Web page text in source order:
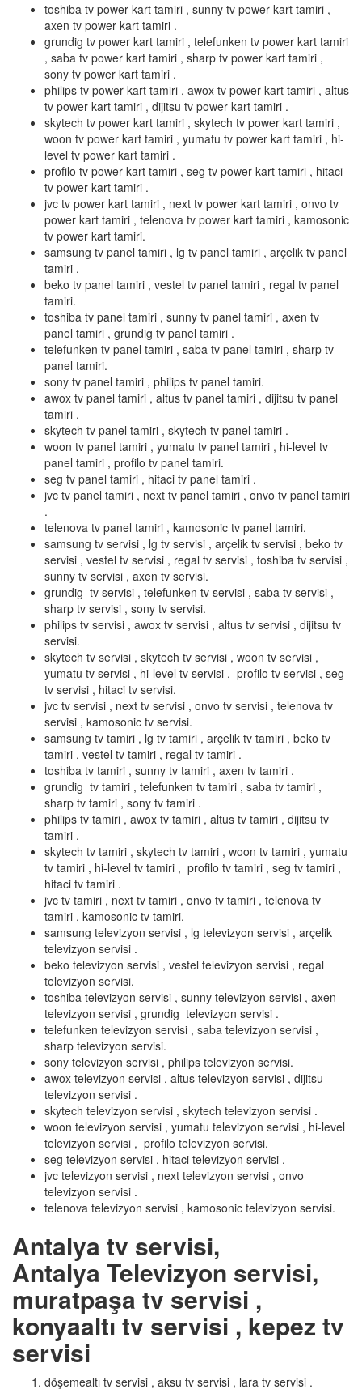
toshiba tv power kart tamiri , sunny tv power kart tamiri ,
axen tv power kart tamiri .
grundig tv power kart tamiri , telefunken tv power kart tamiri
, saba tv power kart tamiri , sharp tv power kart tamiri ,
sony tv power kart tamiri .
philips tv power kart tamiri , awox tv power kart tamiri , altus
tv power kart tamiri , dijitsu tv power kart tamiri .
skytech tv power kart tamiri , skytech tv power kart tamiri ,
woon tv power kart tamiri , yumatu tv power kart tamiri , hi-
level tv power kart tamiri .
profilo tv power kart tamiri , seg tv power kart tamiri , hitaci
tv power kart tamiri .
jvc tv power kart tamiri , next tv power kart tamiri , onvo tv
power kart tamiri , telenova tv power kart tamiri , kamosonic
tv power kart tamiri.
samsung tv panel tamiri , lg tv panel tamiri , arçelik tv panel
tamiri .
beko tv panel tamiri , vestel tv panel tamiri , regal tv panel
tamiri.
toshiba tv panel tamiri , sunny tv panel tamiri , axen tv
panel tamiri , grundig tv panel tamiri .
telefunken tv panel tamiri , saba tv panel tamiri , sharp tv
panel tamiri.
sony tv panel tamiri , philips tv panel tamiri.
awox tv panel tamiri , altus tv panel tamiri , dijitsu tv panel
tamiri .
skytech tv panel tamiri , skytech tv panel tamiri .
woon tv panel tamiri , yumatu tv panel tamiri , hi-level tv
panel tamiri , profilo tv panel tamiri.
seg tv panel tamiri , hitaci tv panel tamiri .
jvc tv panel tamiri , next tv panel tamiri , onvo tv panel tamiri
.
telenova tv panel tamiri , kamosonic tv panel tamiri.
samsung tv servisi , lg tv servisi , arçelik tv servisi , beko tv
servisi , vestel tv servisi , regal tv servisi , toshiba tv servisi ,
sunny tv servisi , axen tv servisi.
grundig tv servisi , telefunken tv servisi , saba tv servisi ,
sharp tv servisi , sony tv servisi.
philips tv servisi , awox tv servisi , altus tv servisi , dijitsu tv
servisi.
skytech tv servisi , skytech tv servisi , woon tv servisi ,
yumatu tv servisi , hi-level tv servisi , profilo tv servisi , seg
tv servisi , hitaci tv servisi.
jvc tv servisi , next tv servisi , onvo tv servisi , telenova tv
servisi , kamosonic tv servisi.
samsung tv tamiri , lg tv tamiri , arçelik tv tamiri , beko tv
tamiri , vestel tv tamiri , regal tv tamiri .
toshiba tv tamiri , sunny tv tamiri , axen tv tamiri .
grundig tv tamiri , telefunken tv tamiri , saba tv tamiri ,
sharp tv tamiri , sony tv tamiri .
philips tv tamiri , awox tv tamiri , altus tv tamiri , dijitsu tv
tamiri .
skytech tv tamiri , skytech tv tamiri , woon tv tamiri , yumatu
tv tamiri , hi-level tv tamiri , profilo tv tamiri , seg tv tamiri ,
hitaci tv tamiri .
jvc tv tamiri , next tv tamiri , onvo tv tamiri , telenova tv
tamiri , kamosonic tv tamiri.
samsung televizyon servisi , lg televizyon servisi , arçelik
televizyon servisi .
beko televizyon servisi , vestel televizyon servisi , regal
televizyon servisi.
toshiba televizyon servisi , sunny televizyon servisi , axen
televizyon servisi , grundig televizyon servisi .
telefunken televizyon servisi , saba televizyon servisi ,
sharp televizyon servisi.
sony televizyon servisi , philips televizyon servisi.
awox televizyon servisi , altus televizyon servisi , dijitsu
televizyon servisi .
skytech televizyon servisi , skytech televizyon servisi .
woon televizyon servisi , yumatu televizyon servisi , hi-level
televizyon servisi , profilo televizyon servisi.
seg televizyon servisi , hitaci televizyon servisi .
jvc televizyon servisi , next televizyon servisi , onvo
televizyon servisi .
telenova televizyon servisi , kamosonic televizyon servisi.
Antalya tv servisi,
Antalya Televizyon servisi,
muratpaşa tv servisi ,
konyaaltı tv servisi , kepez tv
servisi
döşemealtı tv servisi , aksu tv servisi , lara tv servisi .